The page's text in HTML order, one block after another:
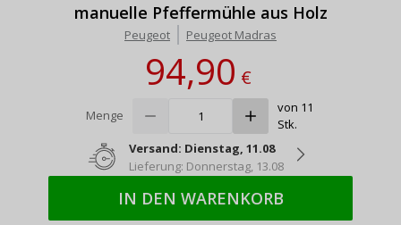
manuelle Pfeffermühle aus Holz
Peugeot Peugeot Madras
94,90€
Menge
von 11
Stk.
Versand: Dienstag, 11.08
Lieferung: Donnerstag, 13.08
IN DEN WARENKORB